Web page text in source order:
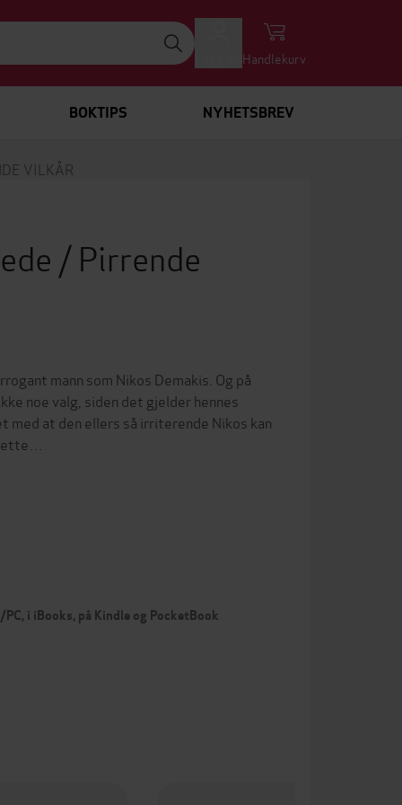
Handlekurv
BOKTIPS NYHETSBREV
VILKÅR
/ Pirrende
mann som Nikos Demakis. Og på
noe valg, siden det gjelder hennes
med at den ellers så irriterende Nikos kan
i iBooks, på Kindle og PocketBook